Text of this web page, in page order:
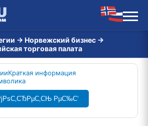
→ Норвежский бизнес →
торговая палата
Краткая информация
РµС‰С‘